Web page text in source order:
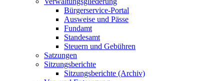
Bürgerservice-Portal
Ausweise und Pässe
Fundamt
Standesamt
Steuern und Gebühren
Satzungen
Sitzungsberichte
Sitzungsberichte (Archiv)